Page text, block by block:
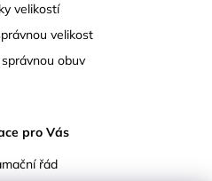
velikostí
velikost
obuv
pro Vás
řád